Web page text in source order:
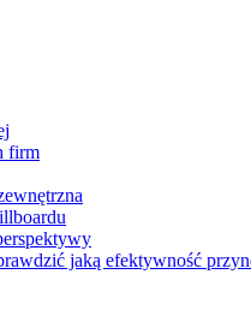
firm
jaką efektywność